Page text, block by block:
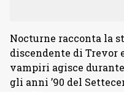
Nocturne racconta la
discendente di Trevor
vampiri agisce
gli anni ’90 del